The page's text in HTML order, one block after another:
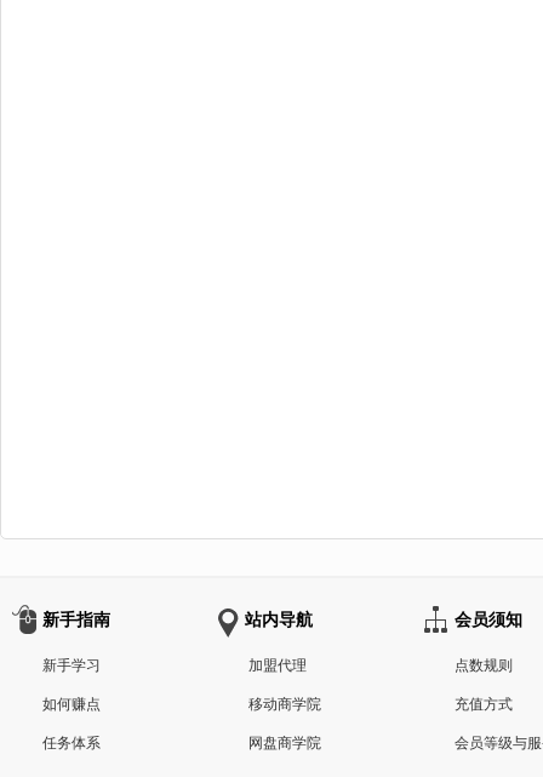
新手指南
新手学习
如何赚点
任务体系
站内导航
加盟代理
移动商学院
网盘商学院
会员须知
点数规则
充值方式
会员等级与